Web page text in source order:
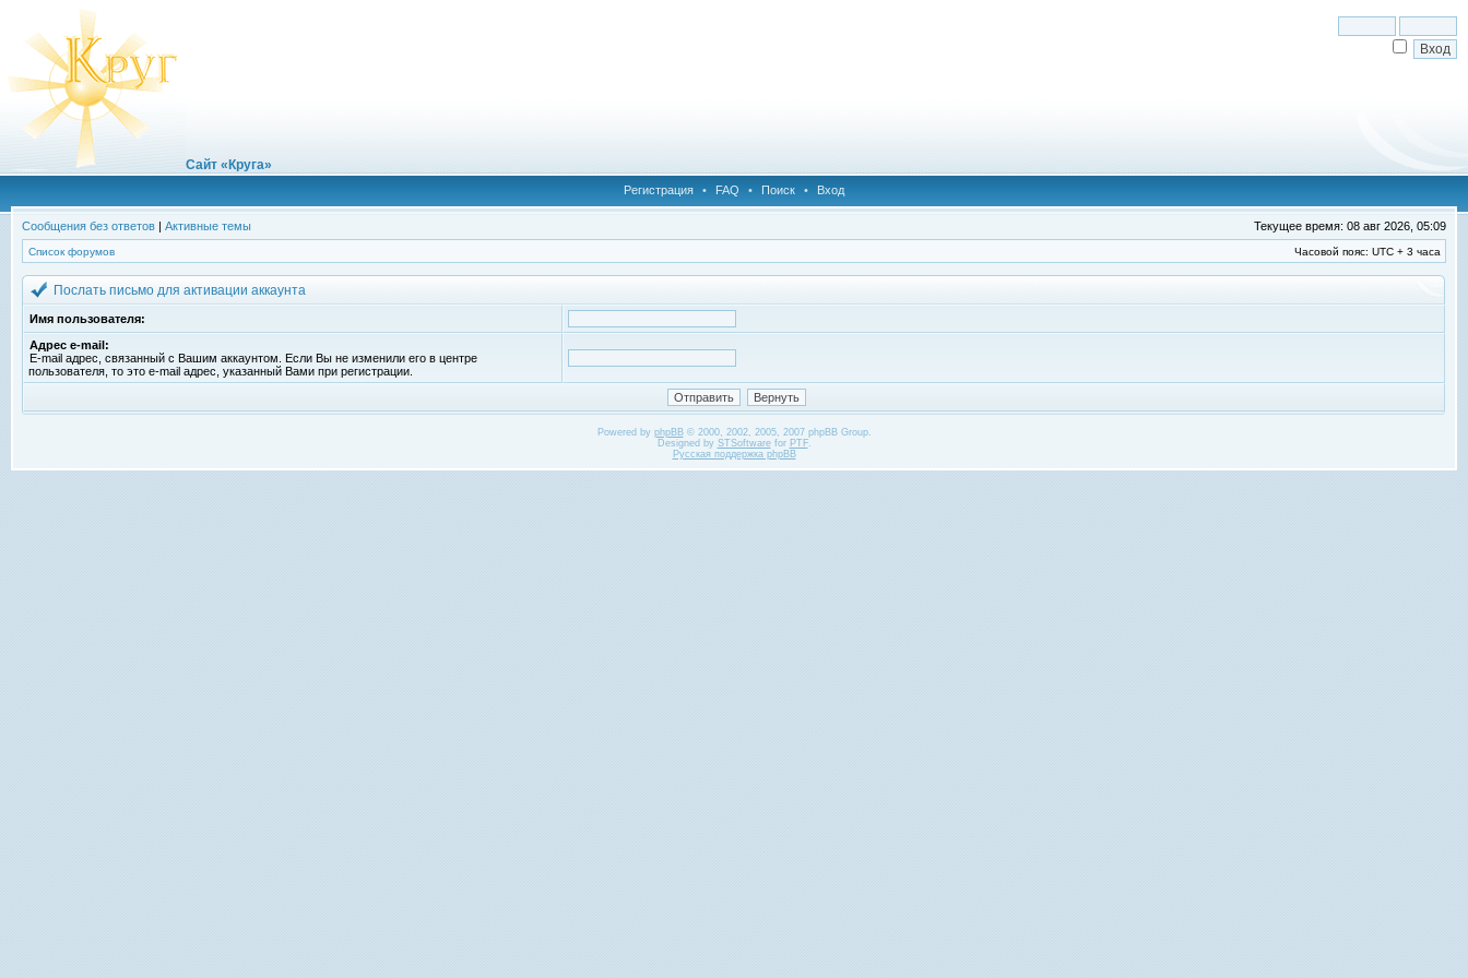
Сайт «Круга»
Регистрация • FAQ • Поиск • Вход
Сообщения без ответов | Активные темы Текущее время: 08 авг 2026, 05:09
Список форумов Часовой пояс: UTC + 3 часа
Послать письмо для активации аккаунта
Имя пользователя:
Адрес e-mail:
E-mail адрес, связанный с Вашим аккаунтом. Если Вы не изменили его в центре
пользователя, то это e-mail адрес, указанный Вами при регистрации.
Powered by phpBB© 2000, 2002, 2005, 2007 phpBB Group.
Designed by STSoftwarefor PTF.
Русская поддержка phpBB